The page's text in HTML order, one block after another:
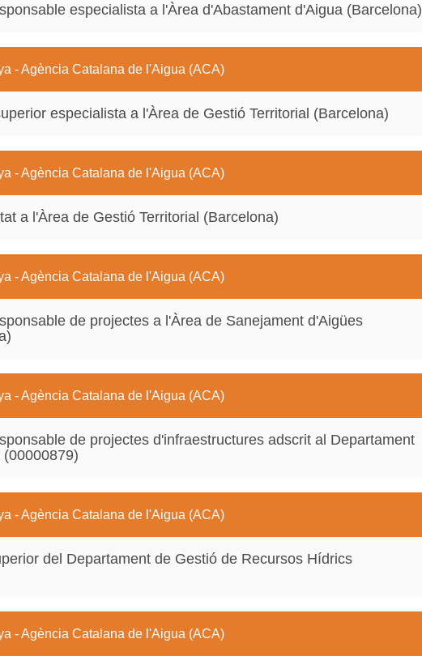
especialista a l'Àrea d'Abastament d'Aigua (Barcelona)
- Agència Catalana de l'Aigua (ACA)
especialista a l'Àrea de Gestió Territorial (Barcelona)
- Agència Catalana de l'Aigua (ACA)
a l'Àrea de Gestió Territorial (Barcelona)
- Agència Catalana de l'Aigua (ACA)
de projectes a l'Àrea de Sanejament d'Aigües
- Agència Catalana de l'Aigua (ACA)
de projectes d'infraestructures adscrit al Departament
- Agència Catalana de l'Aigua (ACA)
del Departament de Gestió de Recursos Hídrics
- Agència Catalana de l'Aigua (ACA)